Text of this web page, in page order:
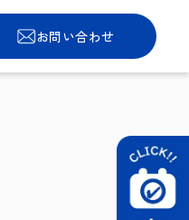
お問い合わせ